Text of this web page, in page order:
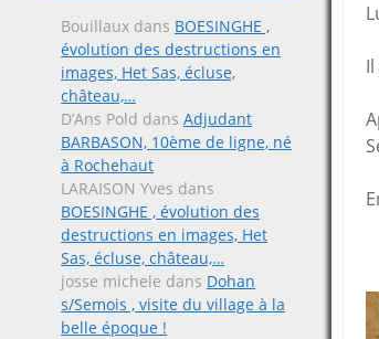
Bouillaux dans BOESINGHE ,
évolution des destructions en
images, Het Sas, écluse,
château,…
D’Ans Pold dans Adjudant
BARBASON, 10ème de ligne, né
à Rochehaut
LARAISON Yves dans
BOESINGHE , évolution des
destructions en images, Het
Sas, écluse, château,…
josse michele dans Dohan
s/Semois , visite du village à la
belle époque !